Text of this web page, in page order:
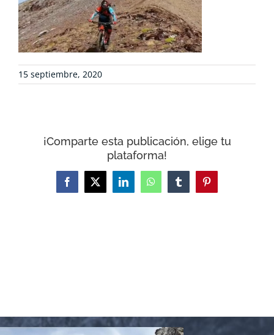
NOTICIAS
CONTACTO
15 septiembre, 2020
¡Comparte esta publicación, elige tu
plataforma!
Facebook
X LinkedInWhatsAppTumblrPinterest